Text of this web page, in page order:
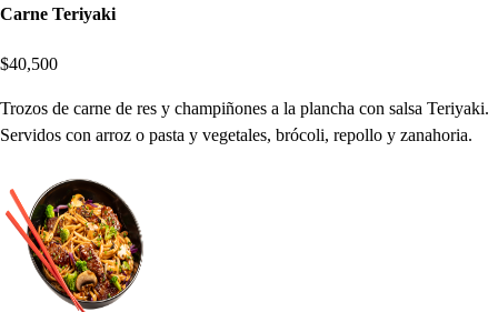
Carne Teriyaki
$40,500
Trozos de carne de res y champiñones a la plancha con salsa Teriyaki.
Servidos con arroz o pasta y vegetales, brócoli, repollo y zanahoria.